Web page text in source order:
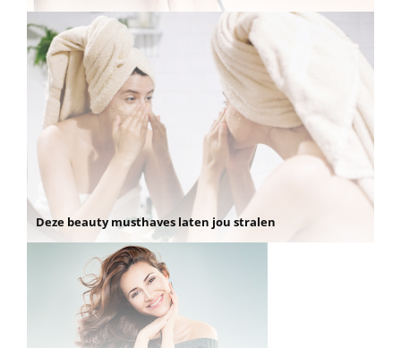
Deze beauty musthaves laten jou stralen